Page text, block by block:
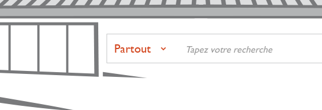
Partout